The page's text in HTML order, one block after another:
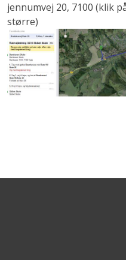
jennumvej 20, 7100 (klik
større)